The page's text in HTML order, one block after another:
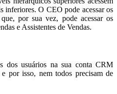
inferiores. O CEO pode acessar os
por sua vez, pode acessar os
e Assistentes de Vendas.
dos usuários na sua conta CRM
por isso, nem todos precisam de